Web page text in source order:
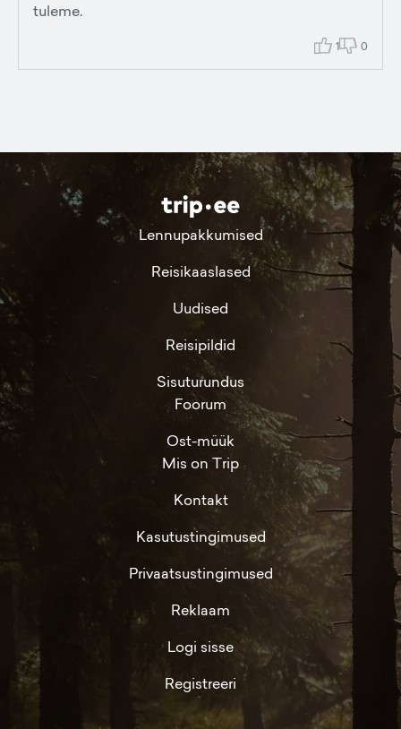
tuleme.
1 0
Lennupakkumised
Reisikaaslased
Uudised
Reisipildid
Sisuturundus
Foorum
Ost-müük
Mis on Trip
Kontakt
Kasutustingimused
Privaatsustingimused
Reklaam
Logi sisse
Registreeri